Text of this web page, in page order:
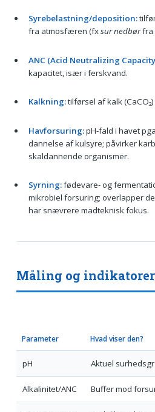
Syrebelastning/deposition:
fra atmosfæren (fxsur nedbørfra
ANC (Acid Neutralizing
kapacitet, især i ferskvand.
Kalkning:tilførsel af kalk
Havforsuring:pH-fald i havet
dannelse af kulsyre; påvirker
skaldannende organismer.
Syrning:fødevare- og
mikrobiel forsuring; overlapper
har snævrere madteknisk fokus.
Måling og indikatorer
Parameter Hvad viser den?
pH Aktuel
Alkalinitet/ANC Buffer mod